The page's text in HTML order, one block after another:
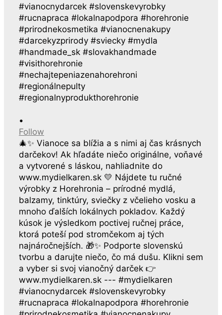
•
Follow
🎄✨ Vianoce sa blížia a s nimi aj čas krásnych
darčekov! Ak hľadáte niečo originálne, voňavé
a vytvorené s láskou, nahliadnite do
www.mydielkaren.sk 💛 Nájdete tu ručné
výrobky z Horehronia – prírodné mydlá,
balzamy, tinktúry, sviečky z včelieho vosku a
mnoho ďalších lokálnych pokladov. Každý
kúsok je výsledkom poctivej ručnej práce,
ktorá poteší pod stromčekom aj tých
najnáročnejších. 🎁✨ Podporte slovenskú
tvorbu a darujte niečo, čo má dušu. Klikni sem
a vyber si svoj vianočný darček 👉
www.mydielkaren.sk --- #mydielkaren
#vianocnydarcek #slovenskevyrobky
#rucnapraca #lokalnapodpora #horehronie